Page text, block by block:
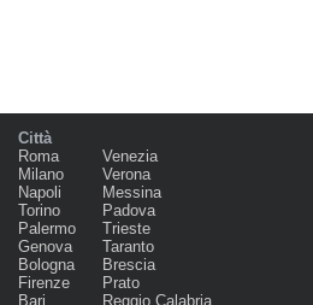
Città
Roma
Milano
Napoli
Torino
Palermo
Genova
Bologna
Firenze
Bari
Venezia
Verona
Messina
Padova
Trieste
Taranto
Brescia
Prato
Reggio Calabria